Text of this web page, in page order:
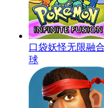
口袋妖怪无限融
球